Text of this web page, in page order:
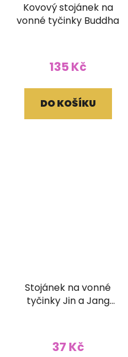
Kovový stojánek na
vonné tyčinky Buddha
135 Kč
DO KOŠÍKU
Stojánek na vonné
tyčinky Jin a Jang
37 Kč